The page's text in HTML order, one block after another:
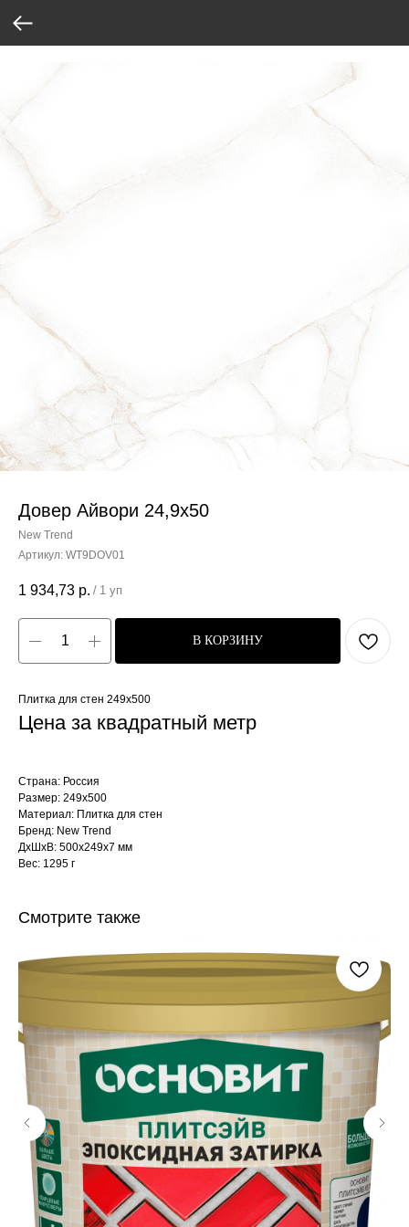
Довер Айвори 24,9x50
New Trend
Артикул: WT9DOV01
1 934,73 р. / 1 уп
В КОРЗИНУ
Плитка для стен 249x500
Цена за квадратный метр
Страна: Россия
Размер: 249x500
Материал: Плитка для стен
Бренд: New Trend
ДxШxВ: 500x249x7 мм
Вес: 1295 г
Смотрите также